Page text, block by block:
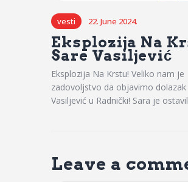
vesti 22. June 2024.
Eksplozija Na
Sare Vasiljević
Eksplozija Na Krstu! Veliko nam je
zadovoljstvo da objavimo dolazak
Vasiljević u Radnički! Sara je
Leave a